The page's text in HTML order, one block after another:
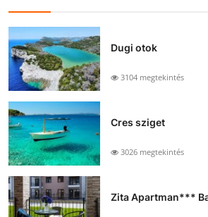
Dugi otok
3104 megtekintés
Cres sziget
3026 megtekintés
Zita Apartman***